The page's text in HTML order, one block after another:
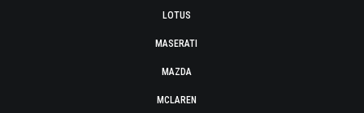
LOTUS
MASERATI
MAZDA
MCLAREN